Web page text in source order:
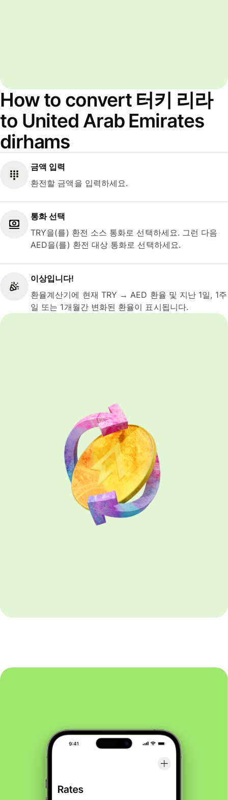
How to convert 터키 리라
to United Arab Emirates
dirhams
금액 입력
환전할 금액을 입력하세요.
통화 선택
TRY을(를) 환전 소스 통화로 선택하세요. 그런 다음
AED을(를) 환전 대상 통화로 선택하세요.
이상입니다!
환율계산기에 현재 TRY → AED 환율 및 지난 1일, 1주
일 또는 1개월간 변화된 환율이 표시됩니다.